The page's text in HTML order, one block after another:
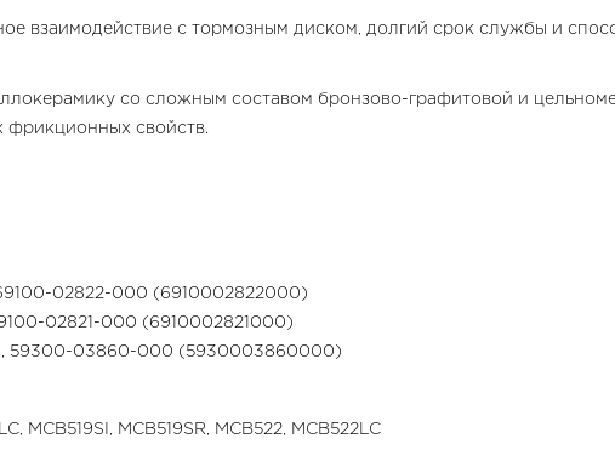
взаимодействие с тормозным диском, долгий срок службы и
со сложным составом бронзово-графитовой и
фрикционных свойств.
02822-000 (6910002822000)
02821-000 (6910002821000)
59300-03860-000 (5930003860000)
MCB519SI, MCB519SR, MCB522, MCB522LC